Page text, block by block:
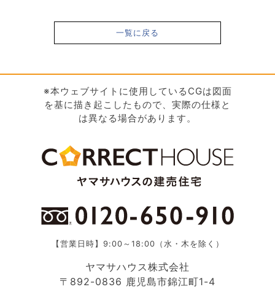
一覧に戻る
※本ウェブサイトに使用しているCGは図面
を基に描き起こしたもので、実際の仕様と
は異なる場合があります。
【営業日時】9:00～18:00（水・木を除く）
ヤマサハウス株式会社
〒892-0836 鹿児島市錦江町1-4